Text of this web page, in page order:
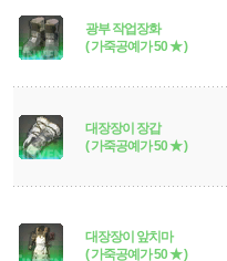
광부 작업장화
( 가죽공예가 50 ★ )
대장장이 장갑
( 가죽공예가 50 ★ )
대장장이 앞치마
( 가죽공예가 50 ★ )